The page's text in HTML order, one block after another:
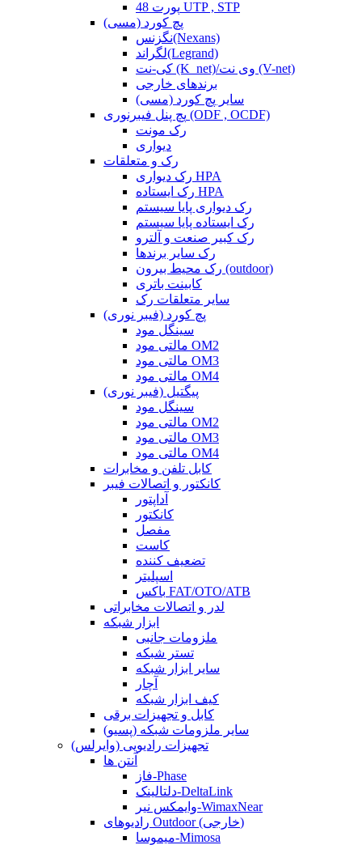
48 پورت UTP , STP
پچ کورد (مسی)
نگزنس(Nexans)
لگراند(Legrand)
کی-نت (K_net)/وی نت (V-net)
برندهای خارجی
سایر پچ کورد (مسی)
پچ پنل فیبرنوری (ODF , OCDF)
رک مونت
دیواری
رک و متعلقات
رک دیواری HPA
رک ایستاده HPA
رک دیواری پایا سیستم
رک ایستاده پایا سیستم
رک کبیر صنعت و آلترو
رک سایر برندها
رک محیط بیرون (outdoor)
کابینت باتری
سایر متعلقات رک
پچ کورد (فیبر نوری)
سینگل مود
مالتی مود OM2
مالتی مود OM3
مالتی مود OM4
پیگتیل (فیبر نوری)
سینگل مود
مالتی مود OM2
مالتی مود OM3
مالتی مود OM4
کابل تلفن و مخابرات
کانکتور و اتصالات فیبر
آداپتور
کانکتور
مفصل
کاست
تضعیف کننده
اسپلیتر
باکس FAT/OTO/ATB
لدر و اتصالات مخابراتی
ابزار شبکه
ملزومات جانبی
تستر شبکه
سایر ابزار شبکه
آچار
کیف ابزار شبکه
کابل و تجهیزات برقی
سایر ملزومات شبکه (پسیو)
تجهیزات رادیویی (وایرلس)
آنتن ها
فاز-Phase
دلتالینک-DeltaLink
وایمکس نیر-WimaxNear
رادیوهای Outdoor (خارجی)
میموسا-Mimosa